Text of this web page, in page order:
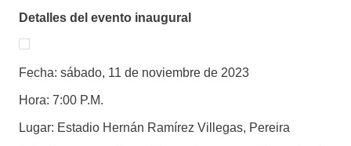
Detalles del evento inaugural
Fecha: sábado, 11 de noviembre de 2023
Hora: 7:00 P.M.
Lugar: Estadio Hernán Ramírez Villegas, Pereira